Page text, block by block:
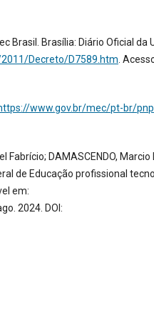
Brasil. Brasília: Diário Oficial da
Decreto/D7589.htm .
www.gov.br/mec/pt-br/pnp
Fabrício; DAMASCENDO,
de Educação profissional
em:
2024. DOI: